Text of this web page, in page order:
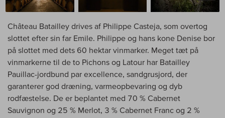
Château Batailley drives af Philippe Casteja, som overtog
slottet efter sin far Emile. Philippe og hans kone Denise bor
på slottet med dets 60 hektar vinmarker. Meget tæt på
vinmarkerne til de to Pichons og Latour har Batailley
Pauillac-jordbund par excellence, sandgrusjord, der
garanterer god dræning, varmeopbevaring og dyb
rodfæstelse. De er beplantet med 70 % Cabernet
Sauvignon og 25 % Merlot, 3 % Cabernet Franc og 2 %